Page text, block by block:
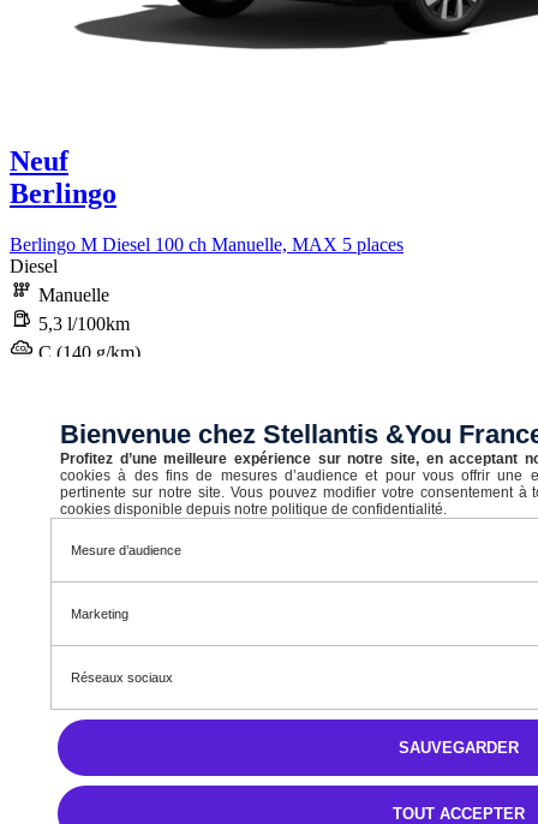
Neuf
Berlingo
Berlingo M Diesel 100 ch Manuelle, MAX 5 places
Diesel
Manuelle
5,3 l/100km
C (140 g/km)
STELLANTIS &YOU CESSON-SÉVIGNÉ RENNES SUD
30 230 €
Après un premier loyer de 406,54 €
Neuf
Berlingo
Berlingo M Diesel 100 ch Manuelle, MAX 5 places
Bienvenue chez Stellantis &You
Profitez d’une meilleure expérience sur notre site, en acceptant
cookies à des fins de mesures d’audience et pour vous offrir une
pertinente sur notre site. Vous pouvez modifier votre consentement
cookies disponible depuis notre politique de confidentialité.
Mesure d’audience
Marketing
Réseaux sociaux
TOUT ACCEPTER
SAUVEGARDER